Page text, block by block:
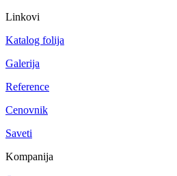
Linkovi
Katalog folija
Galerija
Reference
Cenovnik
Saveti
Kompanija